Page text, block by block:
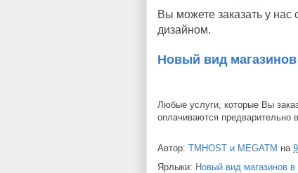
Вы можете заказать у нас
дизайном.
Новый вид
Любые услуги, которые Вы
оплачиваются предварительно
Автор: TMHOST и MEGATM на
Ярлыки: Новый вид магазинов